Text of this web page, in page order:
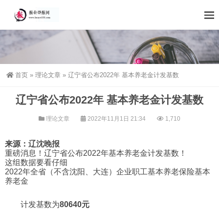
首页 » 理论文章 » 辽宁省公布2022年 基本养老金计发基数
辽宁省公布2022年 基本养老金计发基数
理论文章 2022年11月1日 21:34 1,710
来源： 辽沈晚报
重磅消息！辽宁省公布2022年基本养老金计发基数！
这组数据要看仔细
2022年全省（不含沈阳、大连）企业职工基本养老保险基本
养老金
计发基数为80640元